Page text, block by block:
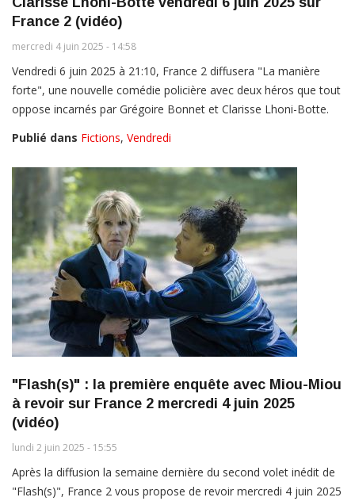
France 2 (vidéo)
mercredi 4 juin 2025 - 14:58
Vendredi 6 juin 2025 à 21:10, France 2 diffusera "La manière
forte", une nouvelle comédie policière avec deux héros que tout
oppose incarnés par Grégoire Bonnet et Clarisse Lhoni-Botte.
Publié dans Fictions, Vendredi
"Flash(s)" : la première enquête avec Miou-Miou
à revoir sur France 2 mercredi 4 juin 2025
(vidéo)
lundi 2 juin 2025 - 15:55
Après la diffusion la semaine dernière du second volet inédit de
"Flash(s)", France 2 vous propose de revoir mercredi 4 juin 2025